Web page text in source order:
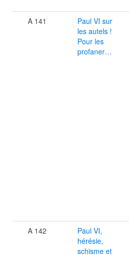
A 141
Paul VI sur
les autels !
Pour les
profaner…
A 142
Paul VI,
hérésie,
schisme et